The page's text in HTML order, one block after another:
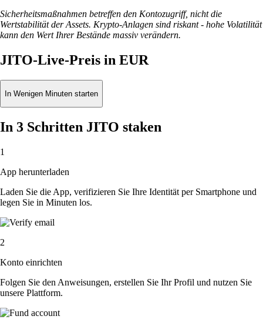
Sicherheitsmaßnahmen betreffen den Kontozugriff, nicht die
Wertstabilität der Assets. Krypto-Anlagen sind riskant - hohe Volatilität
kann den Wert Ihrer Bestände massiv verändern.
JITO-Live-Preis in EUR
In Wenigen Minuten starten
In 3 Schritten JITO staken
1
App herunterladen
Laden Sie die App, verifizieren Sie Ihre Identität per Smartphone und
legen Sie in Minuten los.
2
Konto einrichten
Folgen Sie den Anweisungen, erstellen Sie Ihr Profil und nutzen Sie
unsere Plattform.